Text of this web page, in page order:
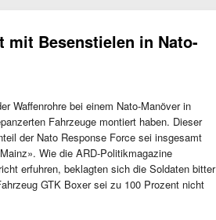
mit Besenstielen in Nato-
Waffenrohre bei einem Nato-Manöver in
Fahrzeuge montiert haben. Dieser
der Nato Response Force sei insgesamt
Wie die ARD-Politikmagazine
erfuhren, beklagten sich die Soldaten bitter
GTK Boxer sei zu 100 Prozent nicht